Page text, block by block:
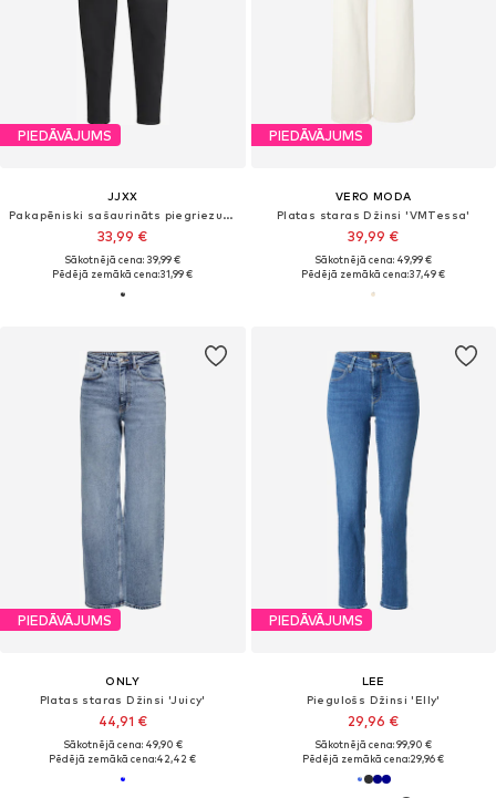
PIEDĀVĀJUMS
JJXX
Pakapēniski sašaurināts piegriezums Džinsi 'JXLisbon'
33,99 €
Sākotnējā cena: 39,99 €
Pēdējā zemākā cena:31,99 €
PIEDĀVĀJUMS
VERO MODA
Platas staras Džinsi 'VMTessa'
39,99 €
Sākotnējā cena: 49,99 €
Pēdējā zemākā cena:37,49 €
PIEDĀVĀJUMS
ONLY
Platas staras Džinsi 'Juicy'
44,91 €
Sākotnējā cena: 49,90 €
Pēdējā zemākā cena:42,42 €
PIEDĀVĀJUMS
LEE
Piegulošs Džinsi 'Elly'
29,96 €
Sākotnējā cena: 99,90 €
Pēdējā zemākā cena:29,96 €